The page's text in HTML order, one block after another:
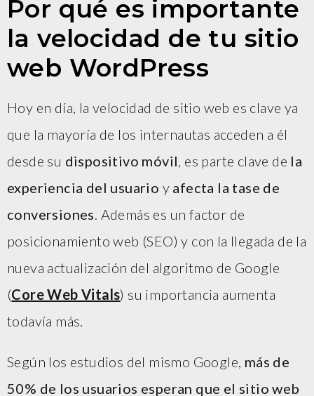
Por qué es importante
la velocidad de tu sitio
web WordPress
Hoy en día, la velocidad de sitio web es clave ya
que la mayoría de los internautas acceden a él
desde su dispositivo móvil, es parte clave de la
experiencia del usuario y afecta la tase de
conversiones. Además es un factor de
posicionamiento web (SEO) y con la llegada de la
nueva actualización del algoritmo de Google
(Core Web Vitals) su importancia aumenta
todavía más.
Según los estudios del mismo Google, más de
50% de los usuarios esperan que el sitio web